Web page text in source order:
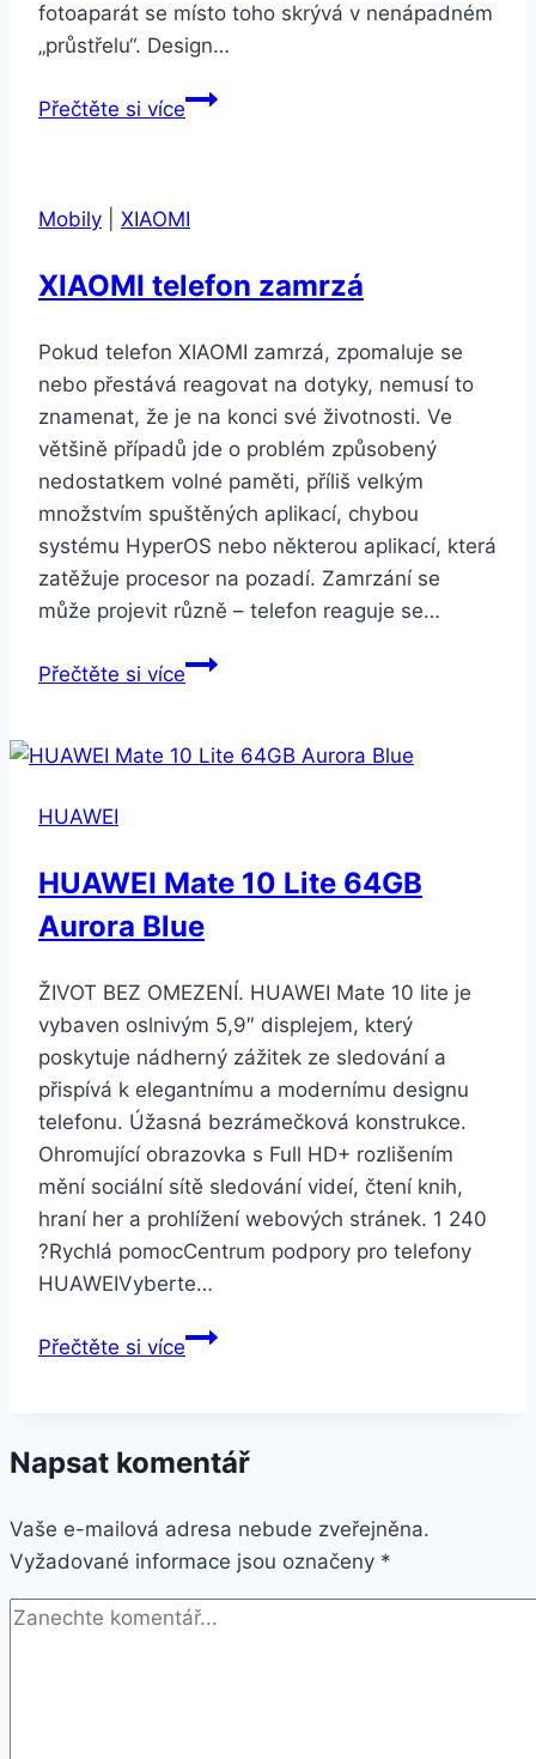
fotoaparát se místo toho skrývá v nenápadném
„průstřelu“. Design…
Přečtěte si víceSamsung
(SM-
Mobily XIAOMI
XIAOMI telefon zamrzá
Pokud telefon XIAOMI zamrzá, zpomaluje se
nebo přestává reagovat na dotyky, nemusí to
znamenat, že je na konci své životnosti. Ve
většině případů jde o problém způsobený
nedostatkem volné paměti, příliš velkým
množstvím spuštěných aplikací, chybou
systému HyperOS nebo některou aplikací, která
zatěžuje procesor na pozadí. Zamrzání se
může projevit různě – telefon reaguje se…
Přečtěte si víceXIAOMI
HUAWEI
HUAWEI Mate 10 Lite 64GB
Aurora Blue
ŽIVOT BEZ OMEZENÍ. HUAWEI Mate 10 lite je
vybaven oslnivým 5,9″ displejem, který
poskytuje nádherný zážitek ze sledování a
přispívá k elegantnímu a modernímu designu
telefonu. Úžasná bezrámečková konstrukce.
Ohromující obrazovka s Full HD+ rozlišením
mění sociální sítě sledování videí, čtení knih,
hraní her a prohlížení webových stránek. 1 240
?Rychlá pomocCentrum podpory pro telefony
HUAWEIVyberte…
Přečtěte si víceHUAWEI
64GB
Blue
Napsat komentář
Vaše e-mailová adresa nebude zveřejněna.
Vyžadované informace jsou označeny *